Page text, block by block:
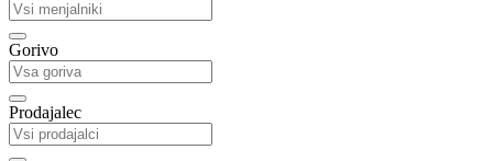
Gorivo
Prodajalec